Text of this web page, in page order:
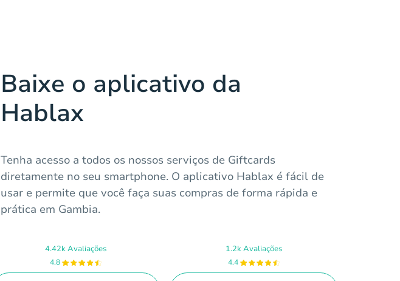
Baixe o aplicativo da
Hablax
Tenha acesso a todos os nossos serviços de Giftcards
diretamente no seu smartphone. O aplicativo Hablax é fácil de
usar e permite que você faça suas compras de forma rápida e
prática em Gambia.
4.42k Avaliações
4.8
1.2k Avaliações
4.4